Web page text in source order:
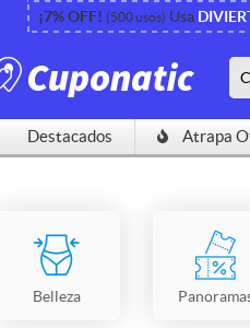
¡7% OFF! (500 usos) Usa
Destacados Atrapa
Belleza